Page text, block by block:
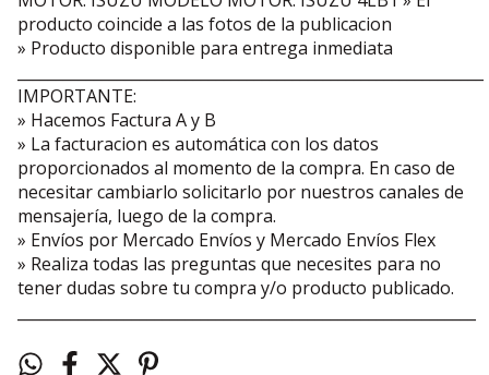
producto coincide a las fotos de la publicacion
» Producto disponible para entrega inmediata
IMPORTANTE:
» Hacemos Factura A y B
» La facturacion es automática con los datos
proporcionados al momento de la compra. En caso de
necesitar cambiarlo solicitarlo por nuestros canales de
mensajería, luego de la compra.
» Envíos por Mercado Envíos y Mercado Envíos Flex
» Realiza todas las preguntas que necesites para no
tener dudas sobre tu compra y/o producto publicado.